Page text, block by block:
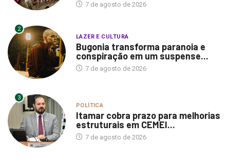
7 de agosto de 2026
2
LAZER E CULTURA
Bugonia transforma paranoia e
conspiração em um suspense...
7 de agosto de 2026
3
POLÍTICA
Itamar cobra prazo para melhorias
estruturais em CEMEI...
7 de agosto de 2026